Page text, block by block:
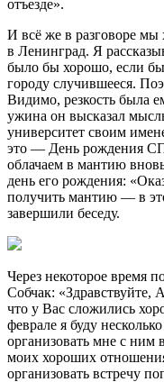
отъезде».
И всё же в разговоре мы
в Ленинград. Я
было бы хорошо, если
городу случившееся.
Видимо, резкость была
ужина он высказал
университет своим
это — День рождения
облачаем в мантию
день его рождения:
получить мантию — в
завершили беседу.
Через некоторое время
Собчак: «Здравствуйте,
что у Вас сложились
феврале я буду
организовать мне с ним
моих хороших
организовать встречу